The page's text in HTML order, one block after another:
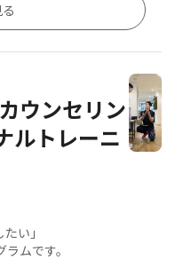
ウンセリン
ルトレーニ
い」
ムです。